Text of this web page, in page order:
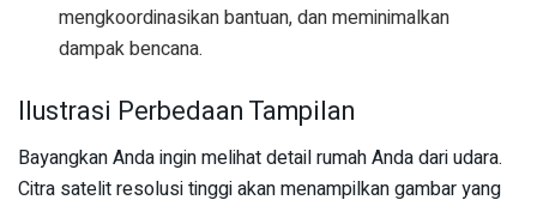
mengkoordinasikan bantuan, dan meminimalkan
dampak bencana.
Ilustrasi Perbedaan Tampilan
Bayangkan Anda ingin melihat detail rumah Anda dari udara.
Citra satelit resolusi tinggi akan menampilkan gambar yang